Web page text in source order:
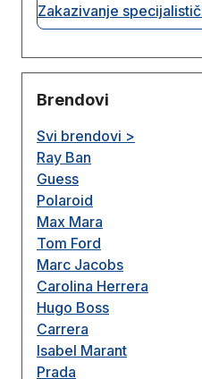
Zakazivanje
Brendovi
Svi brendovi >
Ray Ban
Guess
Polaroid
Max Mara
Tom Ford
Marc Jacobs
Carolina Herrera
Hugo Boss
Carrera
Isabel Marant
Prada